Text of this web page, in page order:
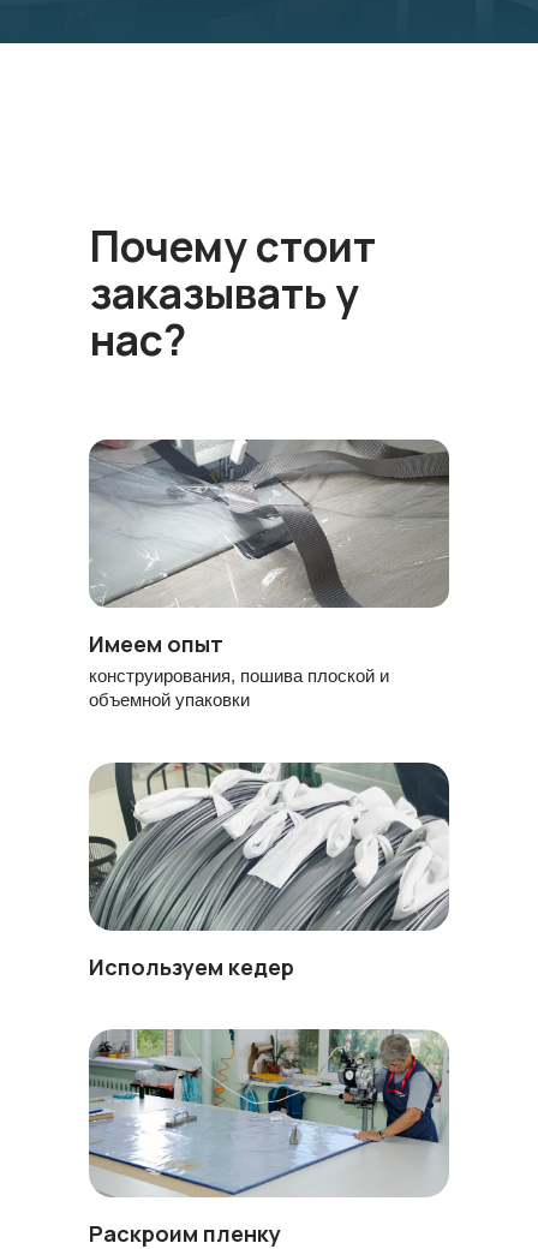
Почему стоит
заказывать у
нас?
Имеем опыт
конструирования, пошива плоской и
объемной упаковки
Используем кедер
Раскроим пленку